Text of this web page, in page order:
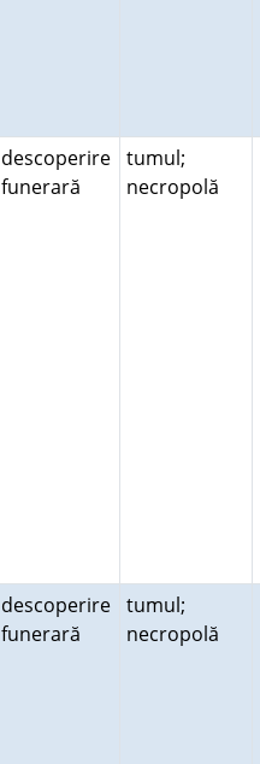
descoperire
funerară
tumul;
necropolă
descoperire
funerară
tumul;
necropolă